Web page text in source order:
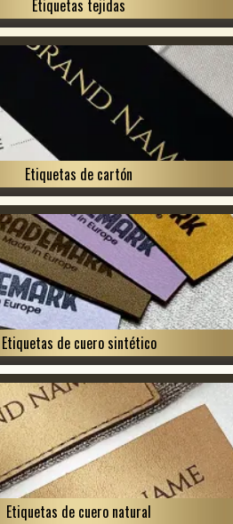
Etiquetas tejidas
Etiquetas de cartón
Etiquetas de cuero sintético
Etiquetas de cuero natural